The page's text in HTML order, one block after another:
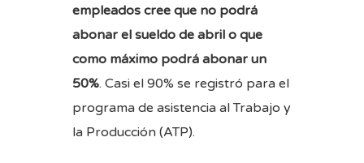
empleados cree que no podrá
abonar el sueldo de abril o que
como máximo podrá abonar un
50%. Casi el 90% se registró para el
programa de asistencia al Trabajo y
la Producción (ATP).